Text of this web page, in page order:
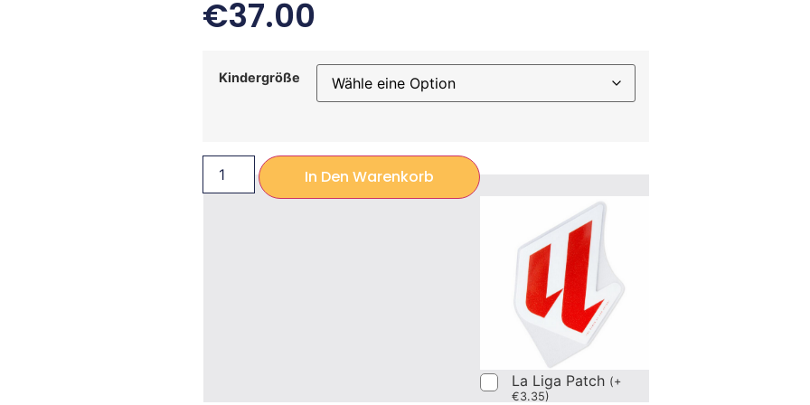
€37.00
Kindergröße
In Den Warenkorb
La Liga Patch (+
€3.35)